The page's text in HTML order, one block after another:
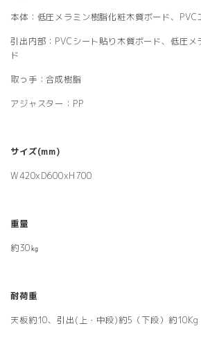
本体：低圧メラミン樹脂化粧木質ボード、PVC
引出内部：PVCシート貼り木質ボード、低圧メ
ド
取っ手：合成樹脂
アジャスター：PP
サイズ(mm)
W420xD600xH700
重量
約30㎏
耐荷重
天板約10、引出(上・中段)約5（下段）約10Kg